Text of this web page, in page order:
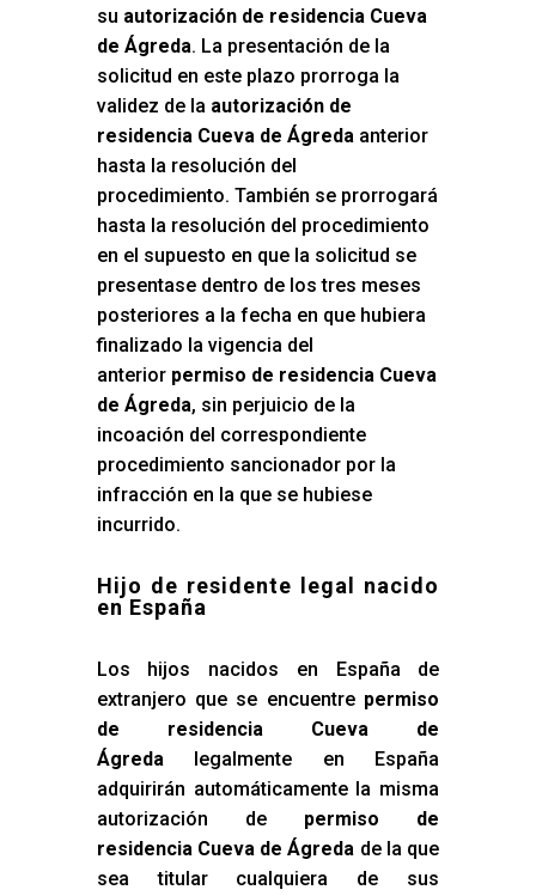
su autorización de residencia Cueva
de Ágreda. La presentación de la
solicitud en este plazo prorroga la
validez de la autorización de
residencia Cueva de Ágredaanterior
hasta la resolución del
procedimiento. También se prorrogará
hasta la resolución del procedimiento
en el supuesto en que la solicitud se
presentase dentro de los tres meses
posteriores a la fecha en que hubiera
finalizado la vigencia del
anterior permiso de residencia Cueva
de Ágreda, sin perjuicio de la
incoación del correspondiente
procedimiento sancionador por la
infracción en la que se hubiese
incurrido.
Hijo de residente legal nacido
en España
Los hijos nacidos en España de
extranjero que se encuentre permiso
de residencia Cueva de
Ágredalegalmente en España
adquirirán automáticamente la misma
autorización de permiso de
residencia Cueva de Ágreda de la que
sea titular cualquiera de sus